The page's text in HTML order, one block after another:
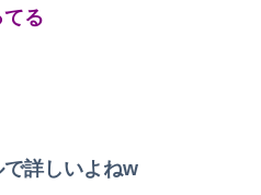
る
詳しいよねw